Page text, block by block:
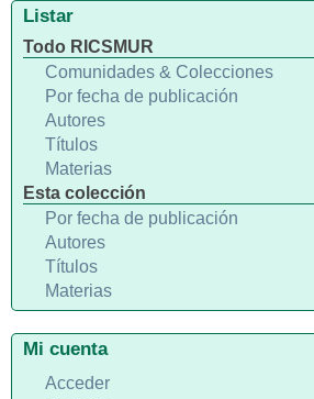
Listar
Todo RICSMUR
Comunidades & Colecciones
Por fecha de publicación
Autores
Títulos
Materias
Esta colección
Por fecha de publicación
Autores
Títulos
Materias
Mi cuenta
Acceder